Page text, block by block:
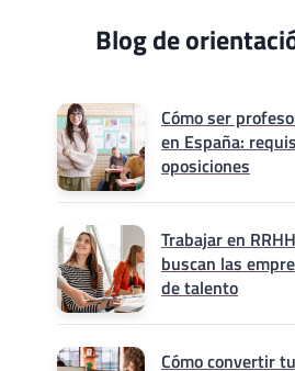
Blog de
Cómo ser
en España:
oposiciones
Trabajar en
buscan las
de talento
Cómo convertir